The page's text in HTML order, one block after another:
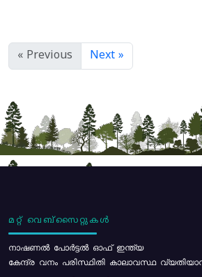
« Previous Next »
മറ്റ് വെബ്സൈറ്റുകൾ
നാഷണൽ പോർട്ടൽ ഓഫ് ഇന്ത്യ
കേന്ദ്ര വനം പരിസ്ഥിതി കാലാവസ്ഥ